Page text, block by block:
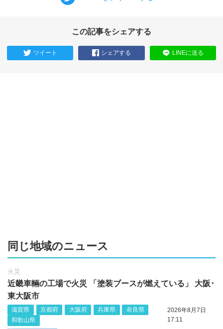
この記事をシェアする
ツイート シェアする LINEに送る
同じ地域のニュース
火災
近畿車輛の工場で火災 「塗装ブースが燃えている」 大阪･
東大阪市
滋賀県 京都府 大阪府 兵庫県
奈良県
和歌山県
2026年8月7日
17:11